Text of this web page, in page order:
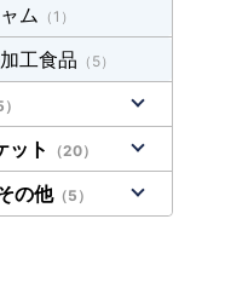
ム （1）
工食品 （5）
ット （20）
の他（5）